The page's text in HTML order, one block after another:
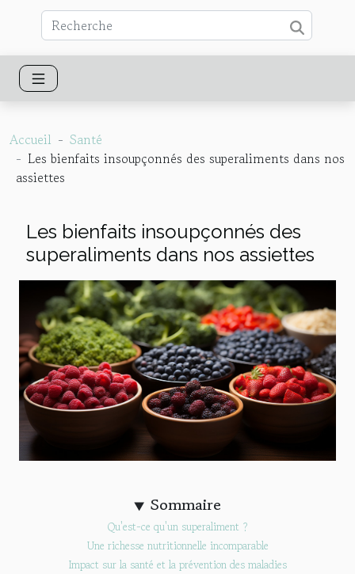
Accueil
Santé
Les bienfaits insoupçonnés des superaliments dans nos
assiettes
Les bienfaits insoupçonnés des
superaliments dans nos assiettes
Sommaire
Qu'est-ce qu'un superaliment ?
Une richesse nutritionnelle incomparable
Impact sur la santé et la prévention des maladies